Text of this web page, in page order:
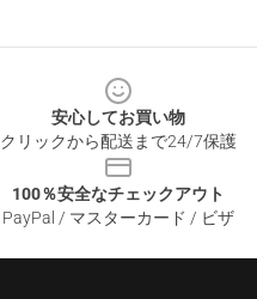
安心してお買い物
クリックから配送まで24/7保護
100％安全なチェックアウト
PayPal / マスターカード / ビザ